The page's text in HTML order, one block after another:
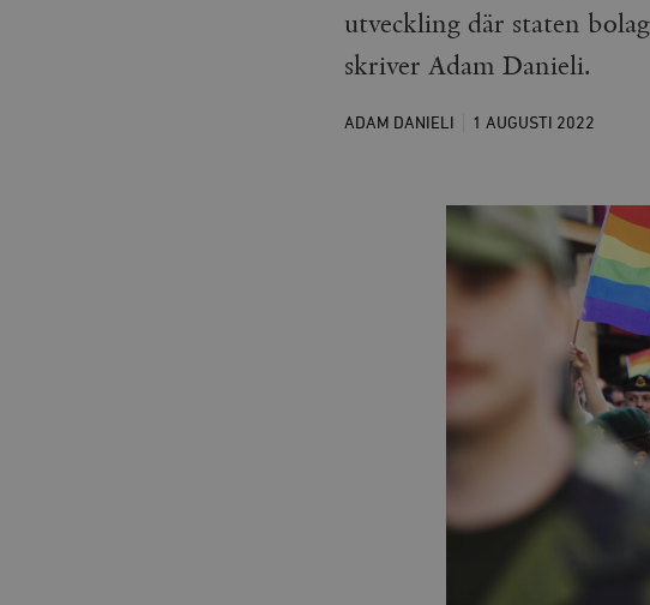
utveckling där staten
skriver Adam Danieli.
ADAM DANIELI 1 AUGUSTI 2022